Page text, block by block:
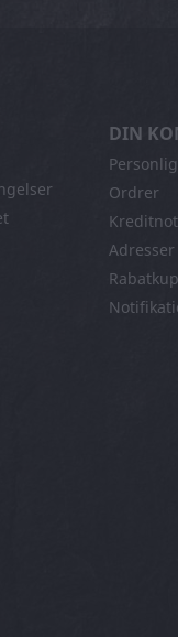
DIN
Ordrer
Adresser